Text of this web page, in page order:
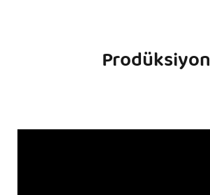
Prodüksiyon